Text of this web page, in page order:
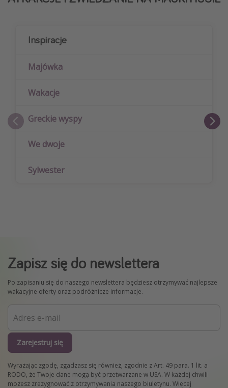
Inspiracje
Majówka
Wakacje
Greckie wyspy
We dwoje
Sylwester
Zapisz się do newslettera
Po zapisaniu się do naszego newslettera będziesz otrzymywać najlepsze
wakacyjne oferty oraz podróżnicze informacje.
Zarejestruj się
Wyrażając zgodę, zgadzasz się również, zgodnie z Art. 49 para. 1 lit. a
RODO, że Twoje dane mogą być przetwarzane w USA. W każdej chwili
możesz zrezygnować z otrzymywania naszego biuletynu. Więcej